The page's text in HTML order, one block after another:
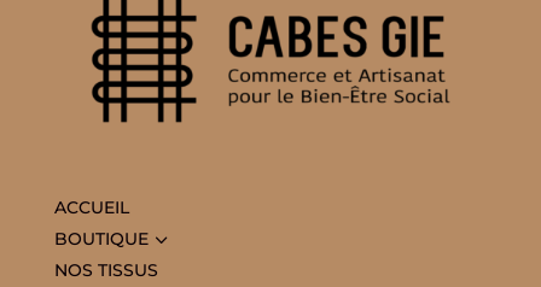
ACCUEIL
BOUTIQUE3
NOS TISSUS